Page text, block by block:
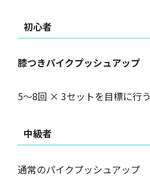
初心者
膝つきパイクプッシュアップ
5〜8回 × 3セットを目標に行う
中級者
通常のパイクプッシュアップ